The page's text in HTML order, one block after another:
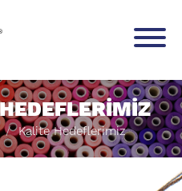
Kalite Hedeflerimiz